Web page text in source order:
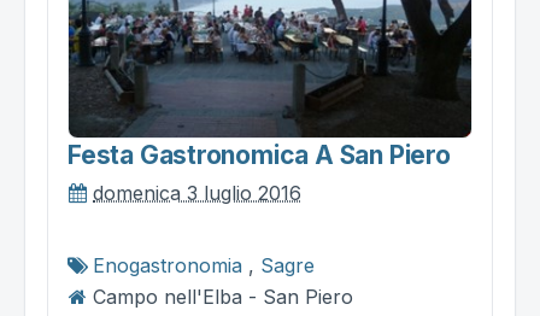
Festa Gastronomica A San Piero
domenica 3 luglio 2016
Enogastronomia , Sagre
Campo nell'Elba - San Piero